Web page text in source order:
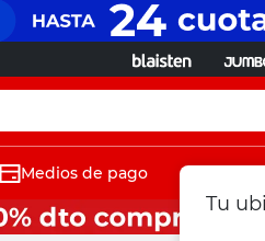
Tu
Medios de pago